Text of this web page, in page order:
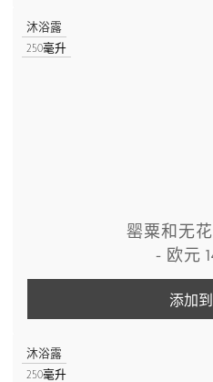
沐浴露
250毫升
罂粟和无
- 欧元
添加
沐浴露
250毫升